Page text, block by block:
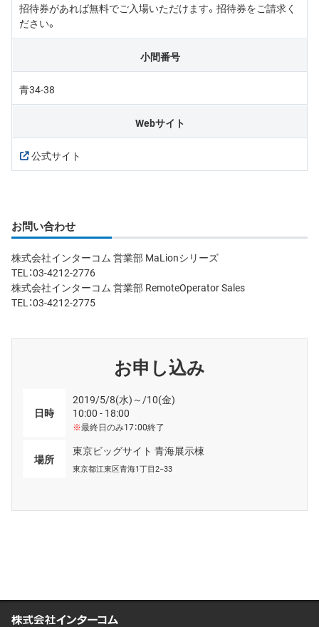
招待券があれば無料でご入場いただけます。招待券をご請求く
ださい。
小間番号
青34-38
Webサイト
公式サイト
お問い合わせ
株式会社インターコム 営業部 MaLionシリーズ
TEL：03-4212-2776
株式会社インターコム 営業部 RemoteOperator Sales
TEL：03-4212-2775
お申し込み
日時
2019/5/8(水)～/10(金)
10:00 - 18:00
※最終日のみ17：00終了
場所
東京ビッグサイト 青海展示棟
東京都江東区青海1丁目2−33